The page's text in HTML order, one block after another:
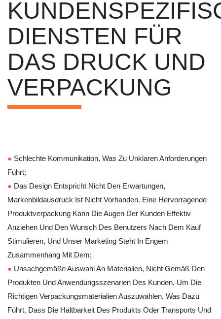
DIENSTEN FÜR
DAS DRUCK UND
VERPACKUNG
● Schlechte Kommunikation, Was Zu Unklaren Anforderungen
Führt;
● Das Design Entspricht Nicht Den Erwartungen,
Markenbildausdruck Ist Nicht Vorhanden. Eine Hervorragende
Produktverpackung Kann Die Augen Der Kunden Effektiv
Anziehen Und Den Wunsch Des Benutzers Nach Dem Kauf
Stimulieren, Und Unser Marketing Steht In Engem
Zusammenhang Mit Dem;
● Unsachgemäße Auswahl An Materialien, Nicht Gemäß Den
Produkten Und Anwendungsszenarien Des Kunden, Um Die
Richtigen Verpackungsmaterialien Auszuwählen, Was Dazu
Führt, Dass Die Haltbarkeit Des Produkts Oder Transports Und